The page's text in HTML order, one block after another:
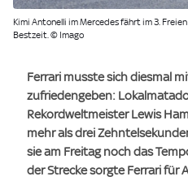
Kimi Antonelli im Mercedes fährt im 3.
Bestzeit. © Imago
Ferrari musste sich diesmal
zufriedengeben:
Rekordweltmeister Lewis
mehr als drei
sie am Freitag noch das
der Strecke sorgte Ferrari für